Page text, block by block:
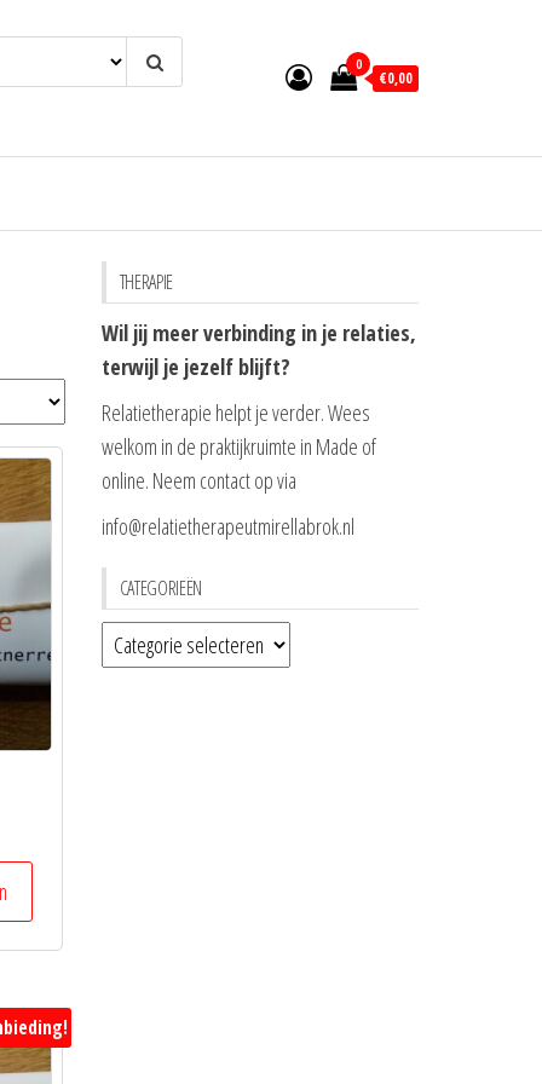
0
€0,00
THERAPIE
Wil jij meer verbinding in je relaties,
terwijl je jezelf blijft?
Relatietherapie helpt je verder. Wees
welkom in de praktijkruimte in Made of
online. Neem contact op via
info@relatietherapeutmirellabrok.nl
CATEGORIEËN
Categorieën